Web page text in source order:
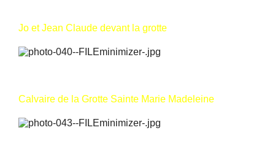
Jo et Jean Claude devant la grotte
Calvaire de la Grotte Sainte Marie Madeleine